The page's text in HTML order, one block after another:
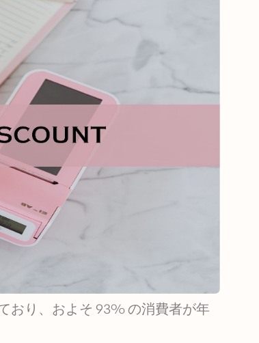
おり、およそ 93% の消費者が年